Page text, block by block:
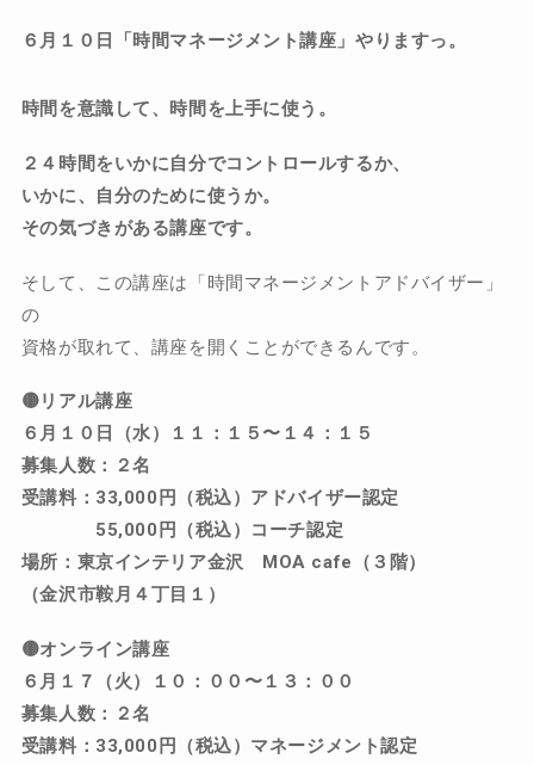
６月１０日「時間マネージメント講座」やりますっ。
時間を意識して、時間を上手に使う。
２４時間をいかに自分でコントロールするか、
いかに、自分のために使うか。
その気づきがある講座です。
そして、この講座は「時間マネージメントアドバイザー」
の
資格が取れて、講座を開くことができるんです。
🟡リアル講座
６月１０日（水）１１：１５〜１４：１５
募集人数：２名
受講料：33,000円（税込）アドバイザー認定
55,000円（税込）コーチ認定
場所：東京インテリア金沢 MOA cafe（３階）
（金沢市鞍月４丁目１）
🟡オンライン講座
６月１７（火）１０：００〜１３：００
募集人数：２名
受講料：33,000円（税込）マネージメント認定